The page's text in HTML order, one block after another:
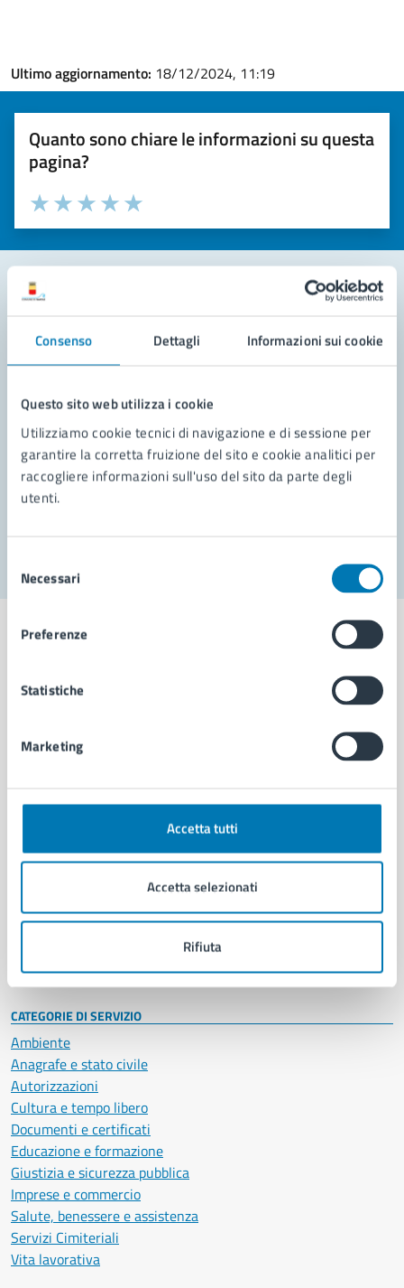
Consenso Dettagli Informazioni sui cookie
Questo sito web utilizza i cookie
Utilizziamo cookie tecnici di navigazione e di sessione per
garantire la corretta fruizione del sito e cookie analitici per
raccogliere informazioni sull'uso del sito da parte degli
utenti.
delNecessari
Preferenze
Statistiche
Marketing
Accetta tutti
Accetta selezionati
Rifiuta
Ultimo aggiornamento: 18/12/2024, 11:19
Quanto sono chiare le informazioni su questa
pagina?
Valuta la chiarezza delle informazioni (da 1 a 5 stelle)
Seleziona il numero di stelle per valutare la chiarezza delle
Valuta 5 stelle su 5
Valuta 4 stelle su 5
Valuta 3 stelle su 5
Valuta 2 stelle su 5
Valuta 1 stelle su 5
Leggi le domande frequenti
Richiedi assistenza
Prenota appuntamento
Problemi in città
Comune di Napoli
AMMINISTRAZIONE
Organi di governo
Enti e fondazioni
Personale amministrativo
Intranet, posta aziendale e protocollo
CATEGORIE DI SERVIZIO
Ambiente
Anagrafe e stato civile
Autorizzazioni
Cultura e tempo libero
Documenti e certificati
Educazione e formazione
Giustizia e sicurezza pubblica
Imprese e commercio
Salute, benessere e assistenza
Servizi Cimiteriali
Vita lavorativa